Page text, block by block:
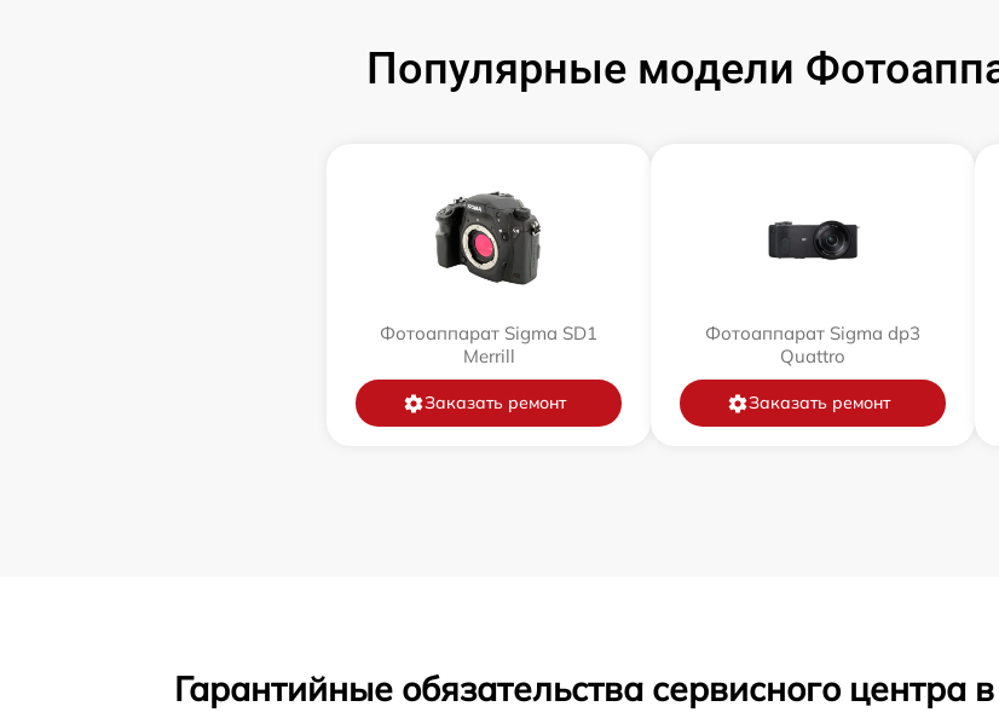
Популярные модели
Фотоаппарат Sigma SD1
Merrill
Заказать ремонт
Фотоаппарат Sigma dp3
Quattro
Заказать ремонт
Гарантийные обязательства сервисного центра